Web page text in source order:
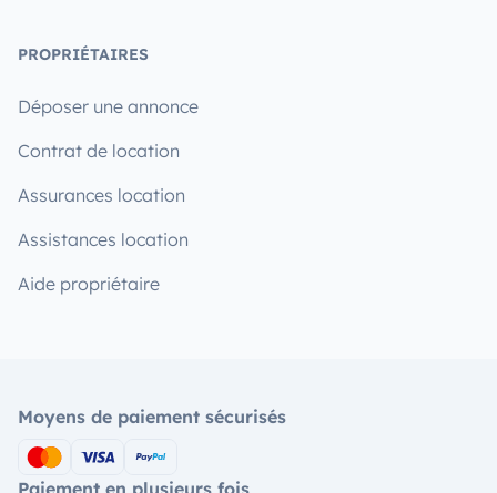
PROPRIÉTAIRES
Déposer une annonce
Contrat de location
Assurances location
Assistances location
Aide propriétaire
Moyens de paiement sécurisés
Paiement en plusieurs fois